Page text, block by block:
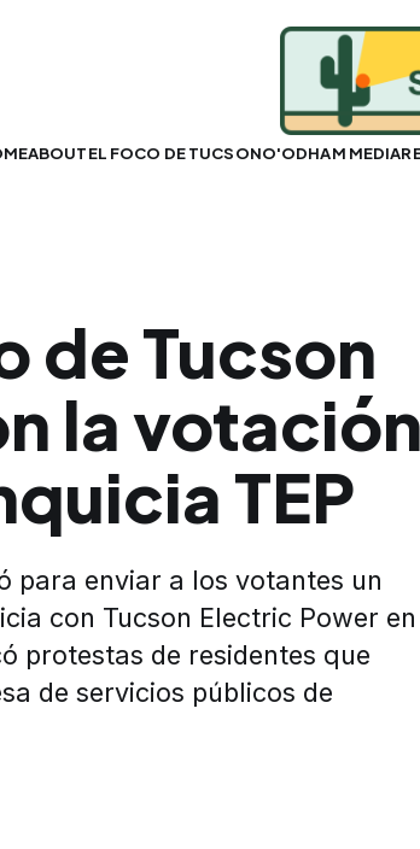
ABOUTEL FOCO DE TUCSONO'ODHAM MEDIA
de Tucson
la votación
TEP
para enviar a los votantes un
con Tucson Electric Power en
protestas de residentes que
de servicios públicos de